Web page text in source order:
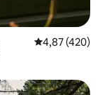
Prosječna
4,87 (420)